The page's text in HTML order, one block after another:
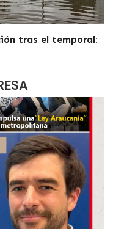
tras el temporal: